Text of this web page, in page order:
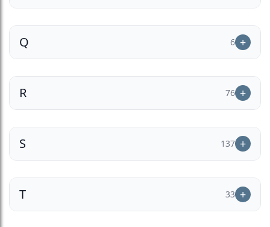
Q 6
R 76
S 137
T 33